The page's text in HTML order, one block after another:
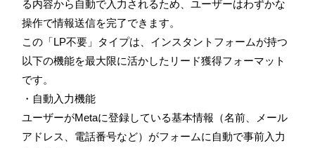
る内容から自動で入力されるため、ユーザーはわずかな
操作で情報送信を完了できます。
この「LP不要」タイプは、インスタントフォームが持つ
以下の機能を最大限に活かしたリード獲得フォーマット
です。
・自動入力機能
ユーザーがMetaに登録している基本情報（名前、メール
アドレス、電話番号など）がフォームに自動で事前入力